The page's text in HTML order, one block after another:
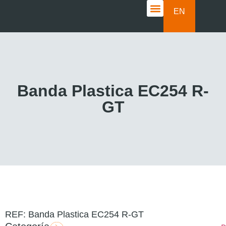
EN
Banda Plastica EC254 R-
GT
REF: Banda Plastica EC254 R-GT